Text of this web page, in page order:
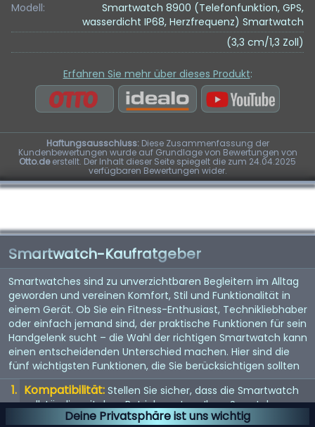
Deine Privatsphäre ist uns wichtig
Modell:
Smartwatch 8900 (Telefonfunktion, GPS,
wasserdicht IP68, Herzfrequenz) Smartwatch
(3,3 cm/1,3 Zoll)
Erfahren Sie mehr über dieses Produkt:
Haftungsausschluss:Diese Zusammenfassung der
Kundenbewertungen wurde auf Grundlage von Bewertungen von
Otto.deerstellt. Der Inhalt dieser Seite spiegelt die zum 24.04.2025
verfügbaren Bewertungen wider.
Smartwatch-Kaufratgeber
Smartwatches sind zu unverzichtbaren Begleitern im Alltag
geworden und vereinen Komfort, Stil und Funktionalität in
einem Gerät. Ob Sie ein Fitness-Enthusiast, Technikliebhaber
oder einfach jemand sind, der praktische Funktionen für sein
Handgelenk sucht – die Wahl der richtigen Smartwatch kann
einen entscheidenden Unterschied machen. Hier sind die
fünf wichtigsten Funktionen, die Sie berücksichtigen sollten
Kompatibilität: Stellen Sie sicher, dass die Smartwatch
vollständig mit dem Betriebssystem Ihres Smartphones
(iOS oder Android) kompatibel ist, um mögliche